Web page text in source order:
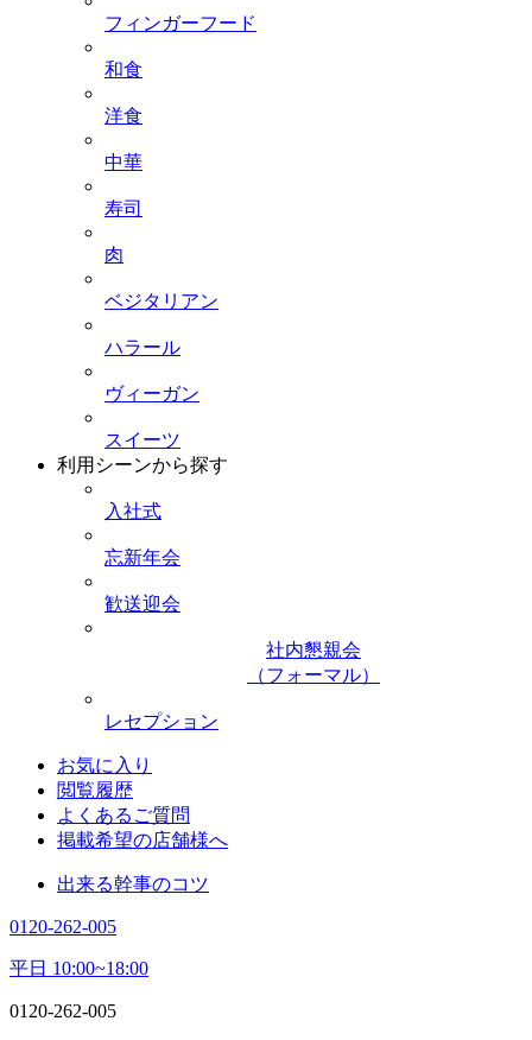
フィンガーフード
和食
洋食
中華
寿司
肉
ベジタリアン
ハラール
ヴィーガン
スイーツ
利用シーンから探す
入社式
忘新年会
歓送迎会
社内懇親会
（フォーマル）
レセプション
お気に入り
閲覧履歴
よくあるご質問
掲載希望の店舗様へ
出来る幹事のコツ
0120-262-005
平日 10:00~18:00
0120-262-005